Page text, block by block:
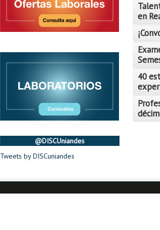
@DISCUniandes
Tweets by DISCuniandes
Leer
Leer
en
40